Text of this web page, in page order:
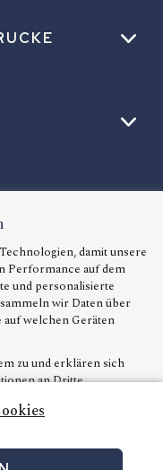
damit unsere
Performance auf dem
und personalisierte
wir Daten über
welchen Geräten
zu und erklären sich
an Dritte
wir nur die unbedingt